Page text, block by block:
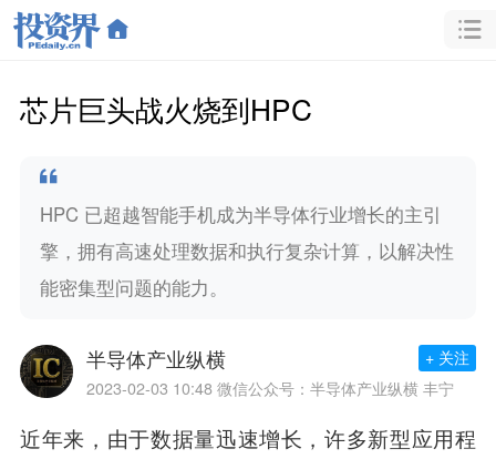
芯片巨头战火烧到HPC
HPC 已超越智能手机成为半导体行业增长的主引
擎，拥有高速处理数据和执行复杂计算，以解决性
能密集型问题的能力。
半导体产业纵横
2023-02-03 10:48 微信公众号：半导体产业纵横 丰宁
+ 关注
近年来，由于数据量迅速增长，许多新型应用程